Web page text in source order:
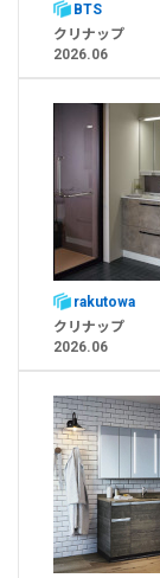
BTS
クリナップ
2026.06
rakutowa
クリナップ
2026.06